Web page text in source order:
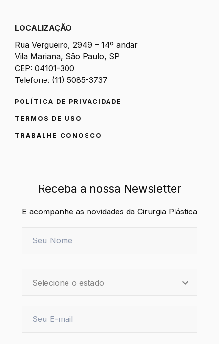
LOCALIZAÇÃO
Rua Vergueiro, 2949 – 14º andar
Vila Mariana, São Paulo, SP
CEP: 04101-300
Telefone: (11) 5085-3737
POLÍTICA DE PRIVACIDADE
TERMOS DE USO
TRABALHE CONOSCO
Receba a nossa Newsletter
E acompanhe as novidades da Cirurgia Plástica